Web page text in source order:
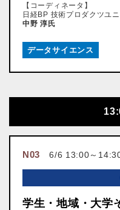
【コーディネータ】
日経BP 技術プロダクツユ
中野 淳氏
データサイエンス
N03 6/6 13:00～
学生・地域・大学